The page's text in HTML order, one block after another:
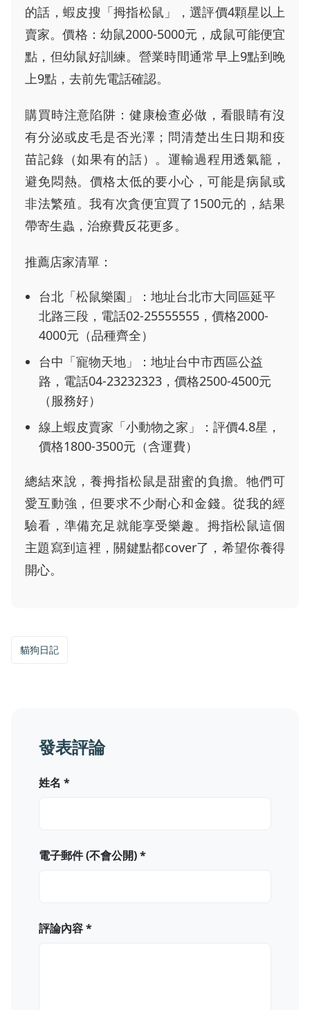
的話，蝦皮搜「拇指松鼠」，選評價4顆星以上
賣家。價格：幼鼠2000-5000元，成鼠可能便宜
點，但幼鼠好訓練。營業時間通常早上9點到晚
上9點，去前先電話確認。
購買時注意陷阱：健康檢查必做，看眼睛有沒
有分泌或皮毛是否光澤；問清楚出生日期和疫
苗記錄（如果有的話）。運輸過程用透氣籠，
避免悶熱。價格太低的要小心，可能是病鼠或
非法繁殖。我有次貪便宜買了1500元的，結果
帶寄生蟲，治療費反花更多。
推薦店家清單：
台北「松鼠樂園」：地址台北市大同區延平
北路三段，電話02-25555555，價格2000-
4000元（品種齊全）
台中「寵物天地」：地址台中市西區公益
路，電話04-23232323，價格2500-4500元
（服務好）
線上蝦皮賣家「小動物之家」：評價4.8星，
價格1800-3500元（含運費）
總結來說，養拇指松鼠是甜蜜的負擔。牠們可
愛互動強，但要求不少耐心和金錢。從我的經
驗看，準備充足就能享受樂趣。拇指松鼠這個
主題寫到這裡，關鍵點都cover了，希望你養得
開心。
貓狗日記
發表評論
姓名 *
電子郵件 (不會公開) *
評論內容 *